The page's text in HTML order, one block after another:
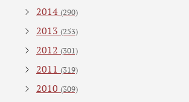
2014 (290)
2013 (253)
2012 (301)
2011 (319)
2010 (309)